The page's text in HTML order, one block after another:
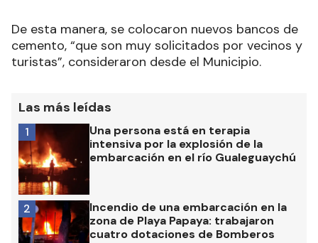
De esta manera, se colocaron nuevos bancos de
cemento, “que son muy solicitados por vecinos y
turistas”, consideraron desde el Municipio.
Las más leídas
Una persona está en terapia
intensiva por la explosión de la
embarcación en el río Gualeguaychú
1
Incendio de una embarcación en la
zona de Playa Papaya: trabajaron
cuatro dotaciones de Bomberos
2